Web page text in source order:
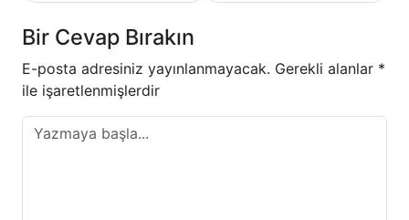
Bir Cevap Bırakın
E-posta adresiniz yayınlanmayacak. Gerekli alanlar *
ile işaretlenmişlerdir